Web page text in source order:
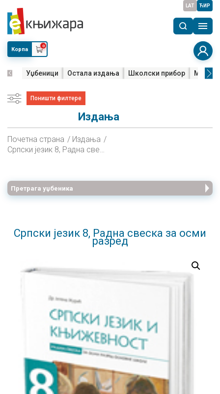
LAT ЋИР
Корпа
0
Уџбеници Остала издања Школски прибор Мала
Поништи филтере
Издања
Почетна страна
Издања
Српски језик 8, Радна свеска за осми разред
Претрага уџбеника
Српски језик 8, Радна свеска за осми
разред